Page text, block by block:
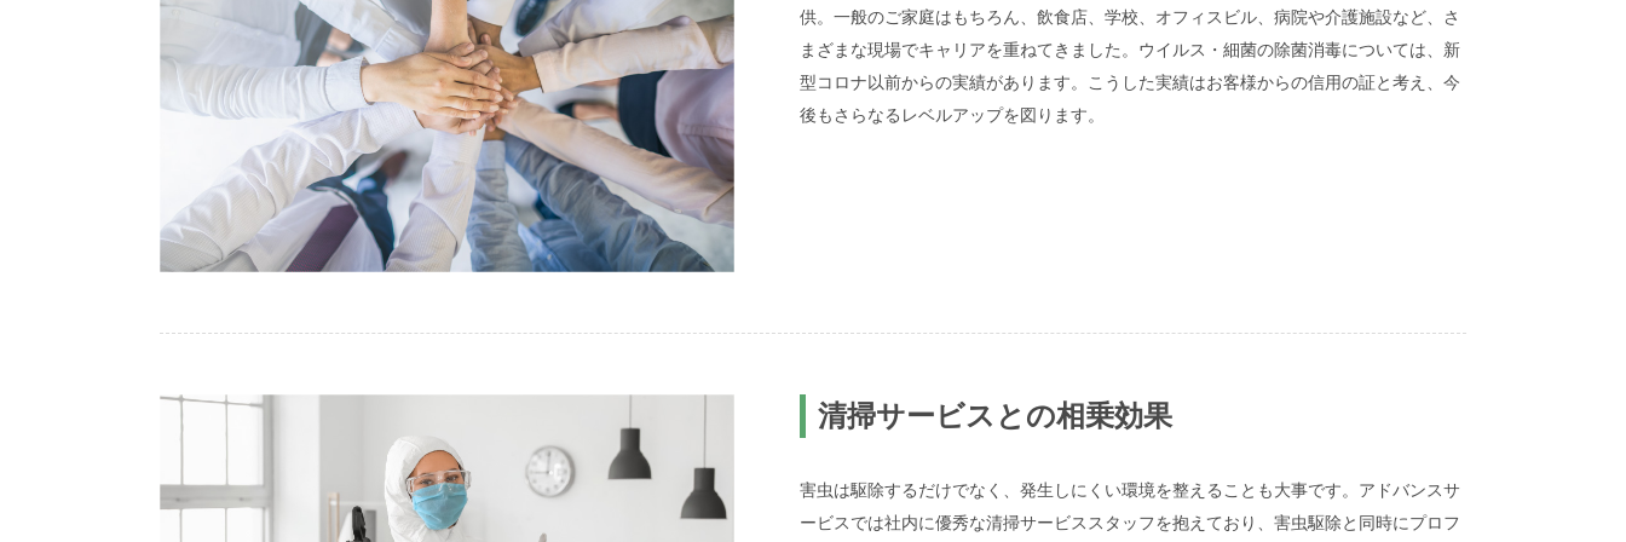
供。一般のご家庭はもちろん、飲食店、学校、オフィスビル、病院や介護施設など、さ
まざまな現場でキャリアを重ねてきました。ウイルス・細菌の除菌消毒については、新
型コロナ以前からの実績があります。こうした実績はお客様からの信用の証と考え、今
後もさらなるレベルアップを図ります。
清掃サービスとの相乗効果
害虫は駆除するだけでなく、発生しにくい環境を整えることも大事です。アドバンスサ
ービスでは社内に優秀な清掃サービススタッフを抱えており、害虫駆除と同時にプロフ